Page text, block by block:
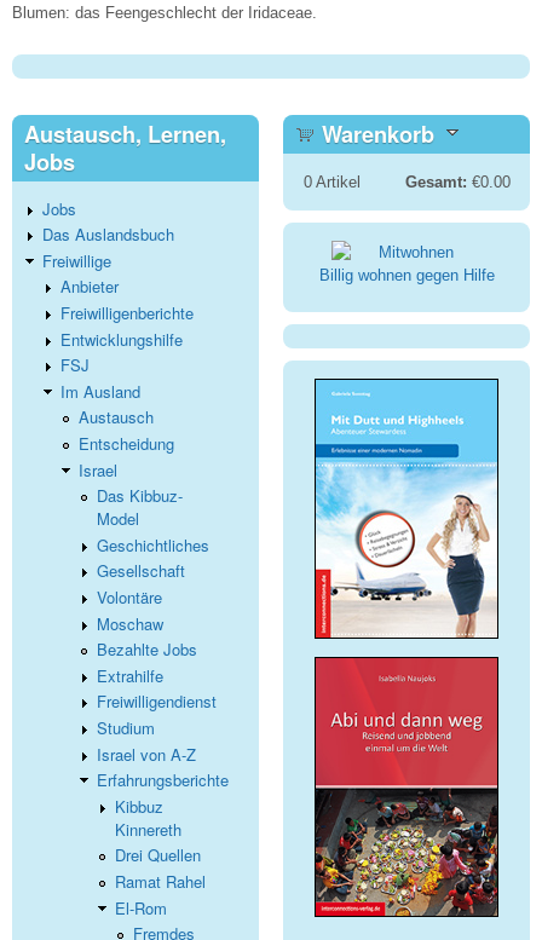
Blumen: das Feengeschlecht der Iridaceae.
Austausch, Lernen,
Jobs
Jobs
Das Auslandsbuch
Freiwillige
Anbieter
Freiwilligenberichte
Entwicklungshilfe
FSJ
Im Ausland
Austausch
Entscheidung
Israel
Das Kibbuz-
Model
Geschichtliches
Gesellschaft
Volontäre
Moschaw
Bezahlte Jobs
Extrahilfe
Freiwilligendienst
Studium
Israel von A-Z
Erfahrungsberichte
Kibbuz
Kinnereth
Drei Quellen
Ramat Rahel
El-Rom
Fremdes
Warenkorb
0Artikel Gesamt: €0.00
Billig wohnen gegen Hilfe